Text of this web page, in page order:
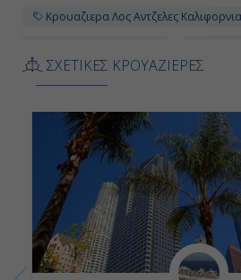
Κρουαζιερα Λος Αντζελες Καλιφορνια
Κρουαζιερες Η Π Α
ΣΧΕΤΙΚΕΣ ΚΡΟΥΑΖΙΕΡΕΣ